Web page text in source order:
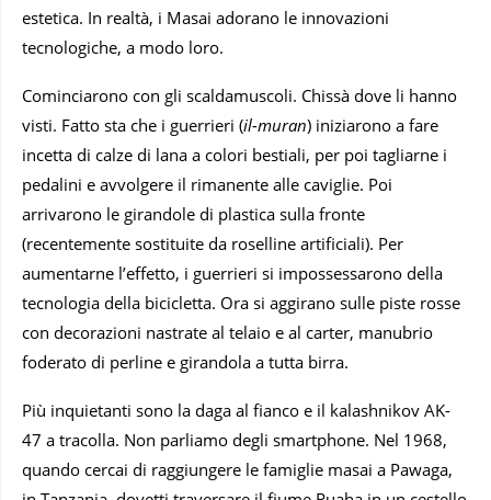
estetica. In realtà, i Masai adorano le innovazioni
tecnologiche, a modo loro.
Cominciarono con gli scaldamuscoli. Chissà dove li hanno
visti. Fatto sta che i guerrieri (il-muran) iniziarono a fare
incetta di calze di lana a colori bestiali, per poi tagliarne i
pedalini e avvolgere il rimanente alle caviglie. Poi
arrivarono le girandole di plastica sulla fronte
(recentemente sostituite da roselline artificiali). Per
aumentarne l’effetto, i guerrieri si impossessarono della
tecnologia della bicicletta. Ora si aggirano sulle piste rosse
con decorazioni nastrate al telaio e al carter, manubrio
foderato di perline e girandola a tutta birra.
Più inquietanti sono la daga al fianco e il kalashnikov AK-
47 a tracolla. Non parliamo degli smartphone. Nel 1968,
quando cercai di raggiungere le famiglie masai a Pawaga,